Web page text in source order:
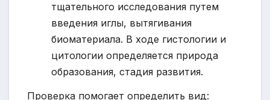
тщательного исследования путем
введения иглы, вытягивания
биоматериала. В ходе гистологии и
цитологии определяется природа
образования, стадия развития.
Проверка помогает определить вид: